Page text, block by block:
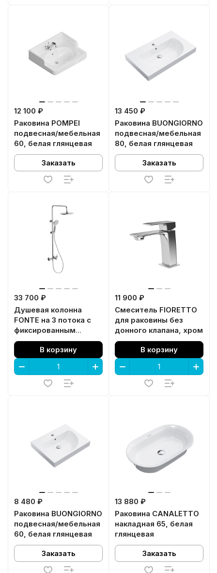
12 100 ₽
Раковина POMPEI
подвесная/мебельная
60, белая глянцевая
Заказать
13 450 ₽
Раковина BUONGIORNO
подвесная/мебельная
80, белая глянцевая
Заказать
33 700 ₽
Душевая колонна
FONTE на 3 потока с
фиксированным
изливом и
механическим
смесителем, хром
В корзину
11 900 ₽
Смеситель FIORETTO
для раковины без
донного клапана, хром
В корзину
8 480 ₽
Раковина BUONGIORNO
подвесная/мебельная
60, белая глянцевая
Заказать
13 880 ₽
Раковина CANALETTO
накладная 65, белая
глянцевая
Заказать